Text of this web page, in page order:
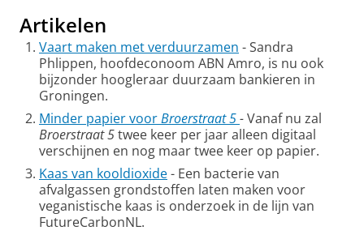
Artikelen
Vaart maken met verduurzamen - Sandra
Phlippen, hoofdeconoom ABN Amro, is nu ook
bijzonder hoogleraar duurzaam bankieren in
Groningen.
Minder papier voorBroerstraat 5-Vanaf nu zal
Broerstraat 5twee keer per jaar alleen digitaal
verschijnen en nog maar twee keer op papier.
Kaas van kooldioxide- Een bacterie van
afvalgassen grondstoffen laten maken voor
veganistische kaas is onderzoek in de lijn van
FutureCarbonNL.